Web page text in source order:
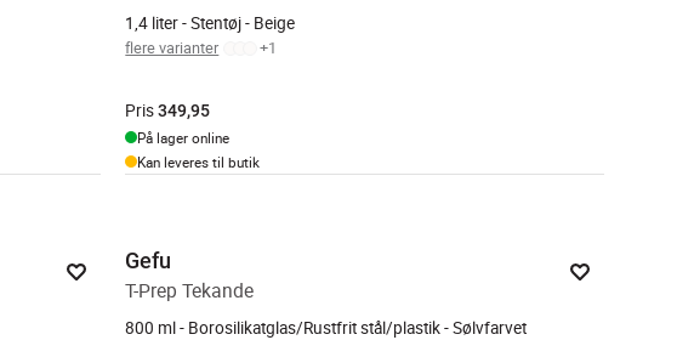
1,4 liter - Stentøj - Beige
flere varianter +1
Pris 349,95
På lager online
Kan leveres til butik
Gefu
T-Prep Tekande
800 ml - Borosilikatglas/Rustfrit stål/plastik - Sølvfarvet